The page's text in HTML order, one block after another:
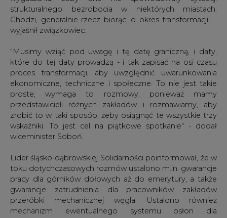
"Musimy wziąć pod uwagę i tę datę graniczną, i daty,
które do tej daty prowadzą - i tak zapisać na osi czasu
proces transformacji, aby uwzględnić uwarunkowania
proste; wymaga to rozmowy, ponieważ mamy
przedstawicieli różnych zakładów i rozmawiamy, aby
zrobić to w taki sposób, żeby osiągnąć te wszystkie trzy
wskaźniki. To jest cel na piątkowe spotkanie" - dodał
wiceminister Soboń.
Lider śląsko-dąbrowskiej Solidarności poinformował, że w
toku dotychczasowych rozmów ustalono m.in. gwarancje
pracy dla górników dołowych aż do emerytury, a także
przeróbki mechanicznej węgla. Ustalono również
mechanizm ewentualnego systemu osłon dla
pracowników, dla których nie byłoby możliwości alokacji
do innych kopalń.
Wobec braku ostatecznego porozumienia, związkowcy